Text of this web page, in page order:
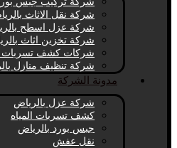
شركة نقل الاثاث
شركة عزل اسطح
شركة تخزين اثاث
شركات كشف تسربات
شركة تنظيف منازل
مدونة الشركة
شركة عزل بالرياض
كشف تسربات المياه
جبس بورد بالرياض
نقل عفش